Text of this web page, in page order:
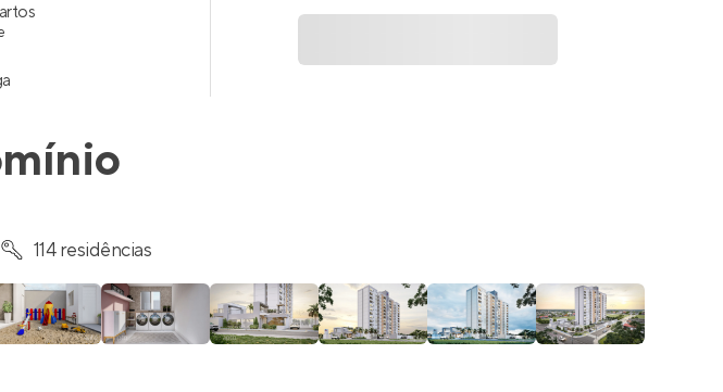
114 residências